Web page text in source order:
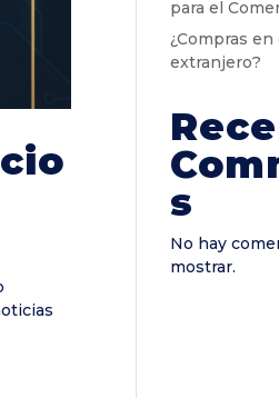
para el
¿Compras en
extranjero?
s
No hay
mostrar.